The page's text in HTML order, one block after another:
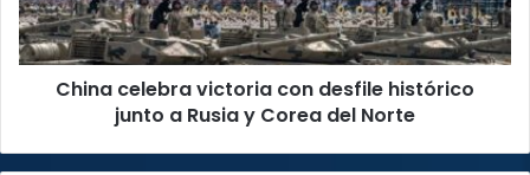
junto
a
Rusia
China celebra victoria con desfile histórico
junto a Rusia y Corea del Norte